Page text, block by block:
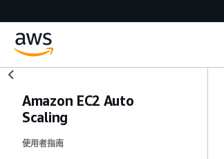
Amazon EC2 Auto
Scaling
使用者指南